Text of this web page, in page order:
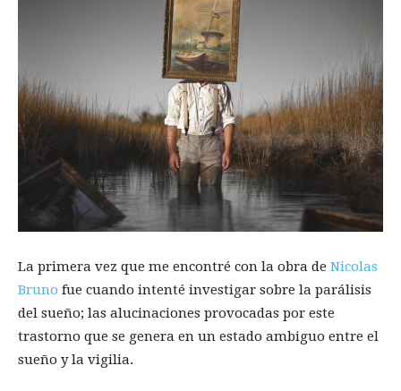
La primera vez que me encontré con la obra de Nicolas
Bruno fue cuando intenté investigar sobre la parálisis
del sueño; las alucinaciones provocadas por este
trastorno que se genera en un estado ambiguo entre el
sueño y la vigilia.